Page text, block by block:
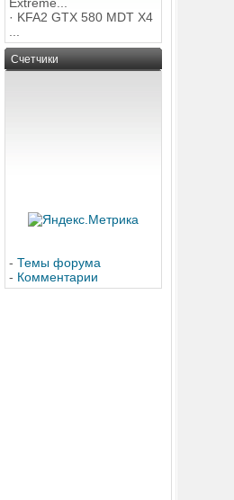
· KFA2 GTX 580 MDT X4
Счетчики
- Темы форума
- Комментарии